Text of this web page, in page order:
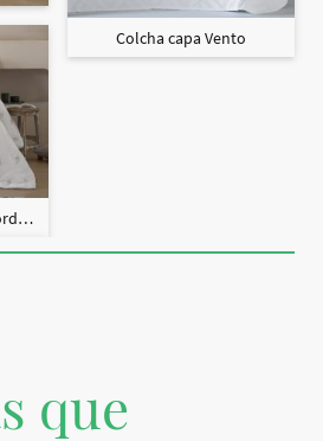
+ fundas cojín
Colcha capa Vento
que